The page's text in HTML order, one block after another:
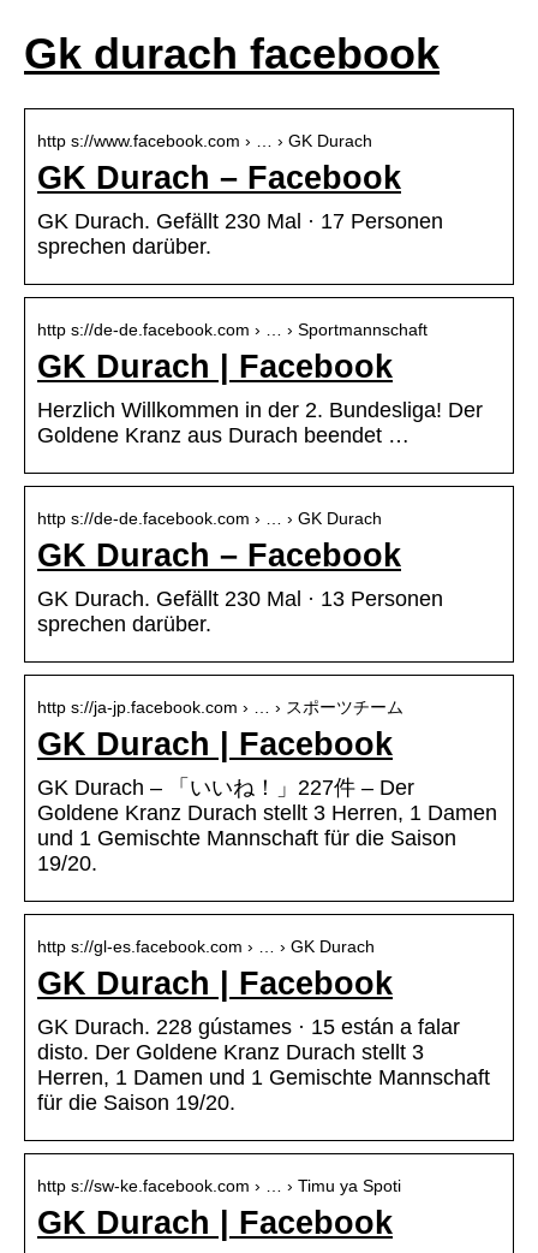
Gk durach facebook
http s://www.facebook.com › … › GK Durach
GK Durach – Facebook
GK Durach. Gefällt 230 Mal · 17 Personen
sprechen darüber.
http s://de-de.facebook.com › … › Sportmannschaft
GK Durach | Facebook
Herzlich Willkommen in der 2. Bundesliga! Der
Goldene Kranz aus Durach beendet …
http s://de-de.facebook.com › … › GK Durach
GK Durach – Facebook
GK Durach. Gefällt 230 Mal · 13 Personen
sprechen darüber.
http s://ja-jp.facebook.com › … › スポーツチーム
GK Durach | Facebook
GK Durach – 「いいね！」227件 – Der
Goldene Kranz Durach stellt 3 Herren, 1 Damen
und 1 Gemischte Mannschaft für die Saison
19/20.
http s://gl-es.facebook.com › … › GK Durach
GK Durach | Facebook
GK Durach. 228 gústames · 15 están a falar
disto. Der Goldene Kranz Durach stellt 3
Herren, 1 Damen und 1 Gemischte Mannschaft
für die Saison 19/20.
http s://sw-ke.facebook.com › … › Timu ya Spoti
GK Durach | Facebook